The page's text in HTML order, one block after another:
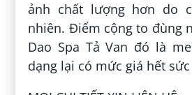
ảnh chất lượng hơn do
nhiên. Điểm cộng to đùng
Dao Spa Tả Van đó là
dạng lại có mức giá hết